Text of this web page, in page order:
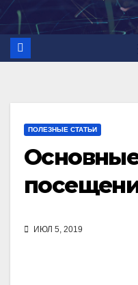
Перейти
содержимому
ПОЛЕЗНЫЕ СТАТЬИ
ИЮЛ 5, 2019